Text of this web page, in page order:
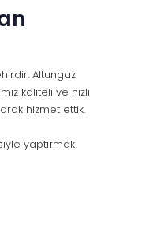
Altungazi
kaliteli ve hızlı
hizmet ettik.
yaptırmak